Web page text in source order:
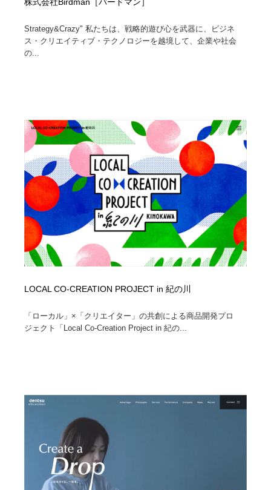
株式会社Birdman［バードマン］
Strategy&Crazy" 私たちは、戦略的遊び心を武器に、ビジネ
ス・クリエイティブ・テクノロジーを越境して、企業や社会
の...
LOCAL CO-CREATION PROJECT in 紀の川
「ローカル」×「クリエイター」の共創による商品開発プロ
ジェクト「Local Co-Creation Project in 紀の...